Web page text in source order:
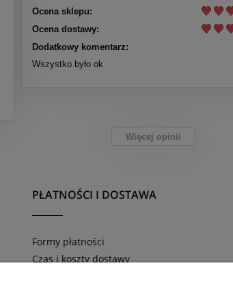
Ocena sklepu:
Ocena dostawy:
Dodatkowy komentarz:
Wszystko było ok
Więcej opinii
PŁATNOŚCI I DOSTAWA
Formy płatności
Czas i koszty dostawy